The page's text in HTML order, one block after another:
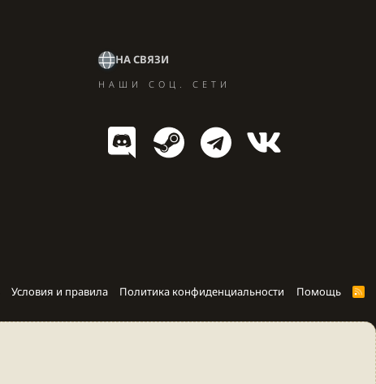
НА СВЯЗИ
НАШИ СОЦ. СЕТИ
Условия и правила Политика конфиденциальности Помощь
R